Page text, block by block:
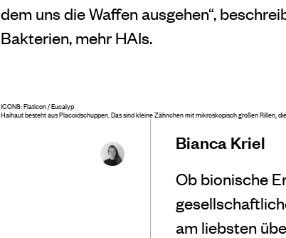
dem uns die Waffen ausgehen“,
Bakterien, mehr HAIs.
ICONS: Flaticon / Eucalyp
Haihaut besteht aus Placoidschuppen. Das sind kleine Zähnchen mit mikroskopisch großen Rillen,
Bianca Kriel
Ob bionische
am liebsten